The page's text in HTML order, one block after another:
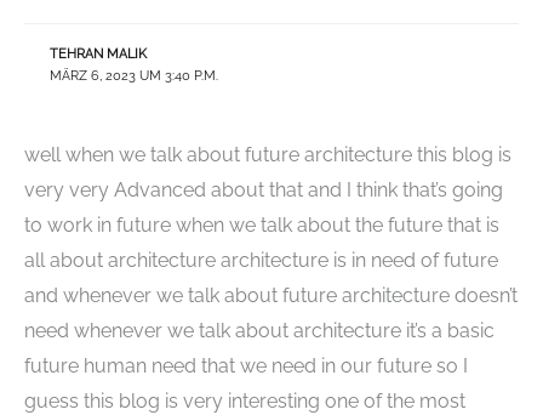
TEHRAN MALIK
MÄRZ 6, 2023 UM 3:40 P.M.
well when we talk about future architecture this blog is
very very Advanced about that and I think that’s going
to work in future when we talk about the future that is
all about architecture architecture is in need of future
and whenever we talk about future architecture doesn’t
need whenever we talk about architecture it’s a basic
future human need that we need in our future so I
guess this blog is very interesting one of the most